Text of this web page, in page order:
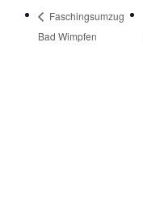
Faschingsumzug
Bad Wimpfen